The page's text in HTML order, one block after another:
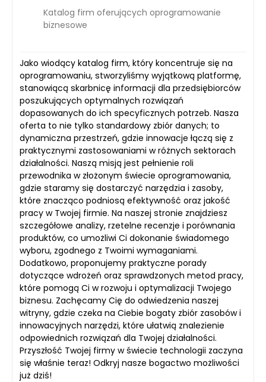
Katalog firm oferujących oprogramowanie
biznesowe
Jako wiodący katalog firm, który koncentruje się na
oprogramowaniu, stworzyliśmy wyjątkową platformę,
stanowiącą skarbnicę informacji dla przedsiębiorców
poszukujących optymalnych rozwiązań
dopasowanych do ich specyficznych potrzeb. Nasza
oferta to nie tylko standardowy zbiór danych; to
dynamiczna przestrzeń, gdzie innowacje łączą się z
praktycznymi zastosowaniami w różnych sektorach
działalności. Naszą misją jest pełnienie roli
przewodnika w złożonym świecie oprogramowania,
gdzie staramy się dostarczyć narzędzia i zasoby,
które znacząco podniosą efektywność oraz jakość
pracy w Twojej firmie. Na naszej stronie znajdziesz
szczegółowe analizy, rzetelne recenzje i porównania
produktów, co umożliwi Ci dokonanie świadomego
wyboru, zgodnego z Twoimi wymaganiami.
Dodatkowo, proponujemy praktyczne porady
dotyczące wdrożeń oraz sprawdzonych metod pracy,
które pomogą Ci w rozwoju i optymalizacji Twojego
biznesu. Zachęcamy Cię do odwiedzenia naszej
witryny, gdzie czeka na Ciebie bogaty zbiór zasobów i
innowacyjnych narzędzi, które ułatwią znalezienie
odpowiednich rozwiązań dla Twojej działalności.
Przyszłość Twojej firmy w świecie technologii zaczyna
się właśnie teraz! Odkryj nasze bogactwo możliwości
już dziś!